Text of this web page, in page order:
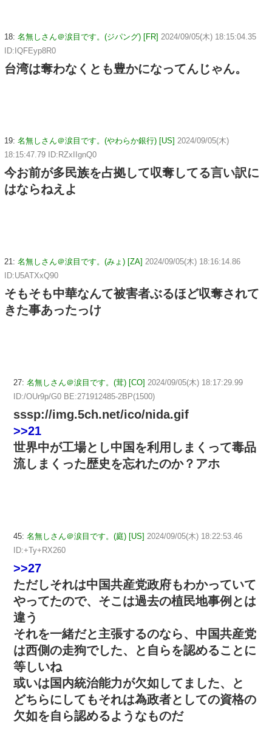
18: 名無しさん＠涙目です。(ジパング) [FR] 2024/09/05(木) 18:15:04.35
ID:IQFEyp8R0
台湾は奪わなくとも豊かになってんじゃん。
19: 名無しさん＠涙目です。(やわらか銀行) [US] 2024/09/05(木)
18:15:47.79 ID:RZxIIgnQ0
今お前が多民族を占拠して収奪してる言い訳に
はならねえよ
21: 名無しさん＠涙目です。(みょ) [ZA] 2024/09/05(木) 18:16:14.86
ID:U5ATXxQ90
そもそも中華なんて被害者ぶるほど収奪されて
きた事あったっけ
27: 名無しさん＠涙目です。(茸) [CO] 2024/09/05(木) 18:17:29.99
ID:/OUr9p/G0 BE:271912485-2BP(1500)
sssp://img.5ch.net/ico/nida.gif
>>21
世界中が工場とし中国を利用しまくって毒品
流しまくった歴史を忘れたのか？アホ
45: 名無しさん＠涙目です。(庭) [US] 2024/09/05(木) 18:22:53.46
ID:+Ty+RX260
>>27
ただしそれは中国共産党政府もわかっていて
やってたので、そこは過去の植民地事例とは
違う
それを一緒だと主張するのなら、中国共産党
は西側の走狗でした、と自らを認めることに
等しいね
或いは国内統治能力が欠如してました、と
どちらにしてもそれは為政者としての資格の
欠如を自ら認めるようなものだ